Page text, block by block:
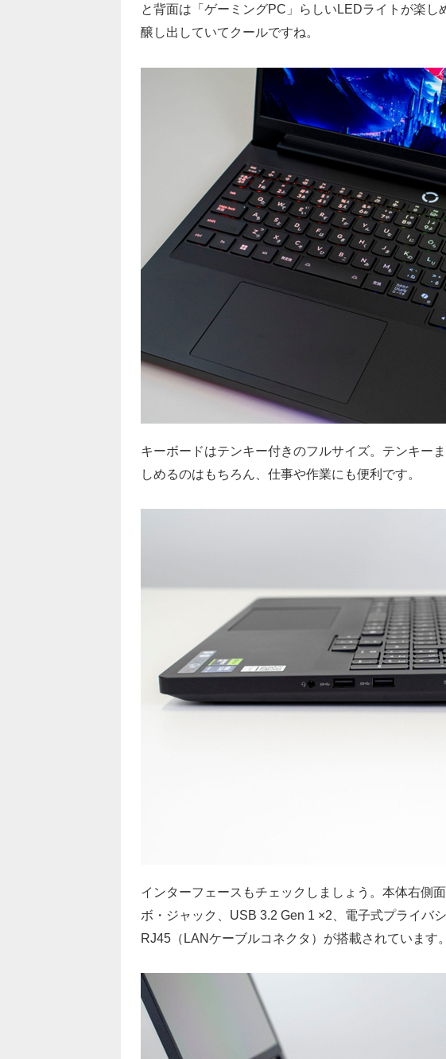
と背面は「ゲーミングPC」らしいLEDライトが楽
醸し出していてクールですね。
キーボードはテンキー付きのフルサイズ。テンキー
しめるのはもちろん、仕事や作業にも便利です。
インターフェースもチェックしましょう。本体右側
ボ・ジャック、USB 3.2 Gen 1 ×2、電子式プライバ
RJ45（LANケーブルコネクタ）が搭載されています。